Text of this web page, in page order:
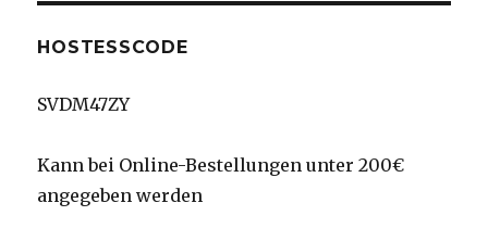
HOSTESSCODE
SVDM47ZY
Kann bei Online-Bestellungen unter 200€
angegeben werden